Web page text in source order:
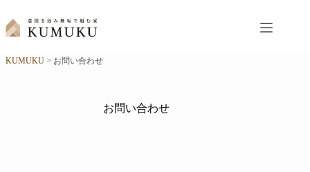
ン
テ
ツKUMUKU > お問い合わせ
お問い合わせ